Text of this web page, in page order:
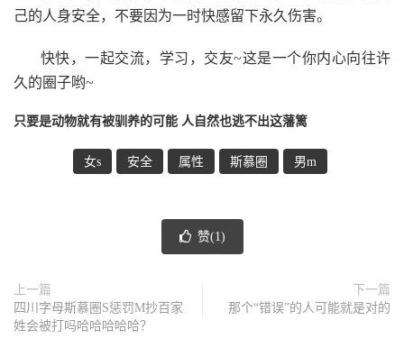
己的人身安全，不要因为一时快感留下永久伤害。
快快，一起交流，学习，交友~这是一个你内心向往许
久的圈子哟~
只要是动物就有被驯养的可能 人自然也逃不出这藩篱
女s 安全 属性 斯慕圈 男m
赞(1)
上一篇
四川字母斯慕圈S惩罚M抄百家
姓会被打吗哈哈哈哈哈？
下一篇
那个“错误”的人可能就是对的